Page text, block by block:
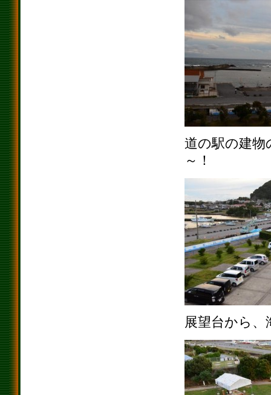
道の駅の建物
～！
展望台から、